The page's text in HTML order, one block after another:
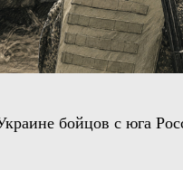
бойцов с юга